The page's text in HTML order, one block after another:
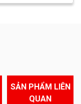
SẢN PHẨM LIÊN
QUAN